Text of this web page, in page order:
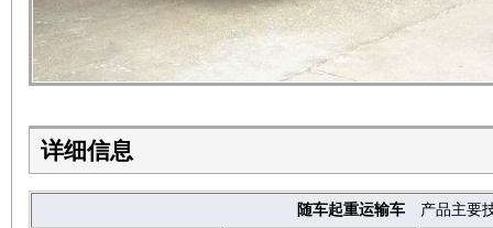
详细信息
随车起重运输车 产品主要